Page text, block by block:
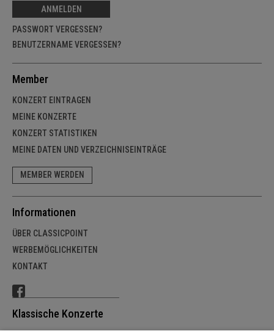
ANMELDEN
PASSWORT VERGESSEN?
BENUTZERNAME VERGESSEN?
Member
KONZERT EINTRAGEN
MEINE KONZERTE
KONZERT STATISTIKEN
MEINE DATEN UND VERZEICHNISEINTRÄGE
MEMBER WERDEN
Informationen
ÜBER CLASSICPOINT
WERBEMÖGLICHKEITEN
KONTAKT
Klassische Konzerte